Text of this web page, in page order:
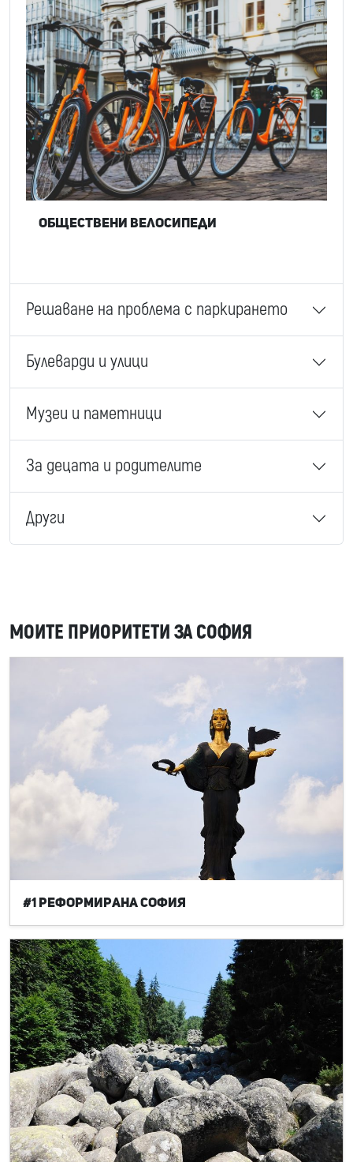
Обществени велосипеди
Решаване на проблема с паркирането
Булеварди и улици
Музеи и паметници
За децата и родителите
Други
МОИТЕ ПРИОРИТЕТИ ЗА СОФИЯ
#1 Реформирана София